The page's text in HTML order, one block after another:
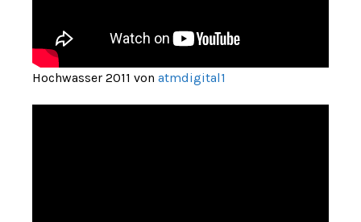
Hochwasser 2011 von atmdigital1